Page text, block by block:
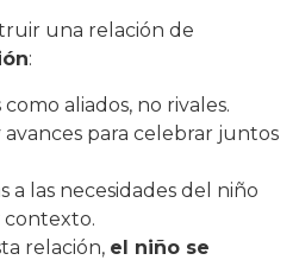
una relación de
:
aliados, no rivales.
para celebrar juntos
a las necesidades del niño
contexto.
relación, el niño se